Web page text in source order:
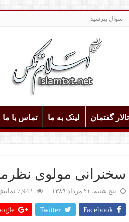
سوال بپرسید
تالار گفتمان لینک به ما تماس با ما
سخنرانی مولوی
پنج شنبه، ۲۱ مرداد ۱۳۸۹ 7,942 نمایش
Facebook
Twitter
+